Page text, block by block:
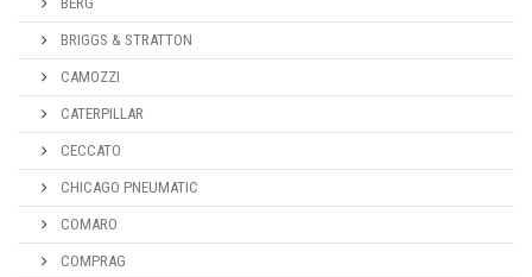
BRIGGS & STRATTON
CAMOZZI
CATERPILLAR
CECCATO
CHICAGO PNEUMATIC
COMARO
COMPRAG